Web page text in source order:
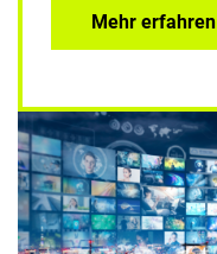
Mehr erfahren